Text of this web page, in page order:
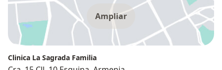
Ampliar
Clinica La Sagrada Familia